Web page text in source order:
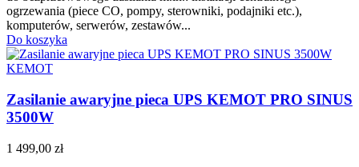
ogrzewania (piece CO, pompy, sterowniki, podajniki etc.),
komputerów, serwerów, zestawów...
Do koszyka
KEMOT
Zasilanie awaryjne pieca UPS KEMOT PRO SINUS
3500W
1 499,00 zł